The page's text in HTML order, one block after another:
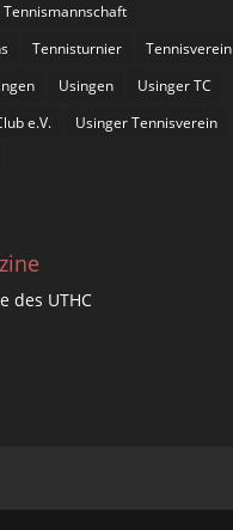
Tennismannschaft
Tennisturnier
Tennisverein
Usingen
Usinger TC
e.V.
Usinger Tennisverein